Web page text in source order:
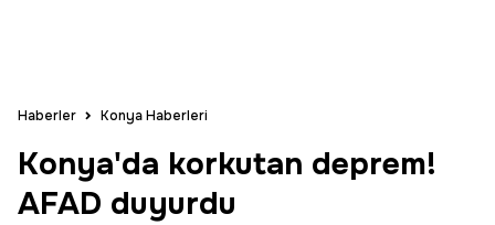
Haberler Konya Haberleri
Konya'da korkutan deprem!
AFAD duyurdu